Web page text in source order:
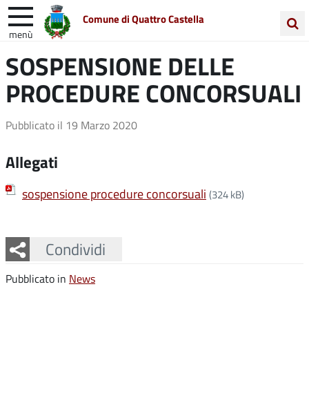
Comune di Quattro Castella
menù
nel
sito
Entra in Comune Vivi Quattro Castella
Unione Colline Matildiche
SOSPENSIONE DELLE
PROCEDURE CONCORSUALI
Pubblicato il 19 Marzo 2020
Allegati
sospensione procedure concorsuali (324 kB)
Condividi
Facebook
Twitter
Whatsapp
Pubblicato in News